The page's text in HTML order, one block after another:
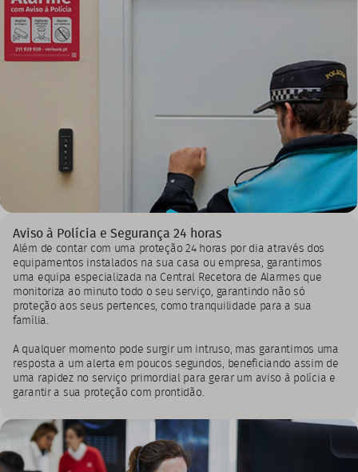
Aviso à Polícia e Segurança 24 horas
Além de contar com uma proteção 24 horas por dia através dos
equipamentos instalados na sua casa ou empresa, garantimos
uma equipa especializada na Central Recetora de Alarmes que
monitoriza ao minuto todo o seu serviço, garantindo não só
proteção aos seus pertences, como tranquilidade para a sua
família.
A qualquer momento pode surgir um intruso, mas garantimos uma
resposta a um alerta em poucos segundos, beneficiando assim de
uma rapidez no serviço primordial para gerar um aviso à polícia e
garantir a sua proteção com prontidão.